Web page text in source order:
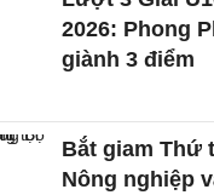
2026: Phong
giành 3 điểm
Bắt giam Thứ
Nông nghiệp